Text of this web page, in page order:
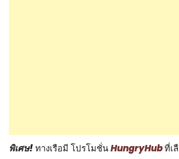
พิเศษ!ทางเรือมี โปรโมชั่นHungryHubที่เ